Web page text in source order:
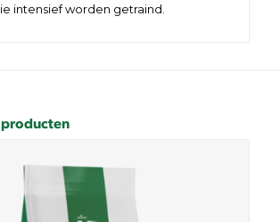
intensief worden getraind.